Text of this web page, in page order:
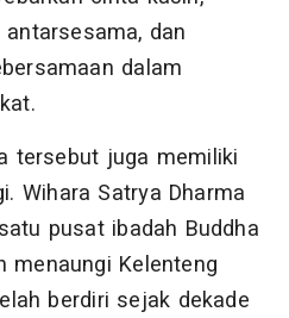
dan
dalam
tersebut juga memiliki
Wihara Satrya Dharma
pusat ibadah Buddha
Kelenteng
berdiri sejak dekade